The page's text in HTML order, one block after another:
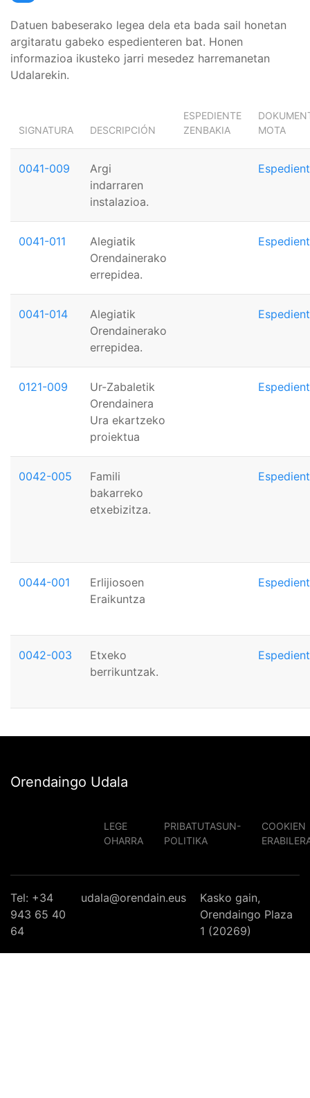
Datuen babeserako legea dela eta bada sail honetan
argitaratu gabeko espedienteren bat. Honen
informazioa ikusteko jarri mesedez harremanetan
Udalarekin.
SIGNATURA DESCRIPCIÓN
ESPEDIENTE
ZENBAKIA
MOTA
0041-009
Argi
indarraren
instalazioa.
0041-011
Alegiatik
Orendainerako
errepidea.
0041-014
Alegiatik
Orendainerako
errepidea.
0121-009
Ur-Zabaletik
Orendainera
Ura ekartzeko
proiektua
0042-005
Famili
bakarreko
etxebizitza.
0044-001
Erlijiosoen
Eraikuntza
0042-003
Etxeko
berrikuntzak.
Orendaingo Udala
LEGE
OHARRA
PRIBATUTASUN-
POLITIKA
COOKIEN
Tel: +34
943 65 40
64
udala@orendain.eus
Kasko gain,
Orendaingo Plaza
1 (20269)